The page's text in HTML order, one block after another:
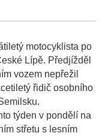
motocyklista po
Lípě. Předjížděl
vozem nepřežil
řidič osobního
týden v pondělí na
střetu s lesním